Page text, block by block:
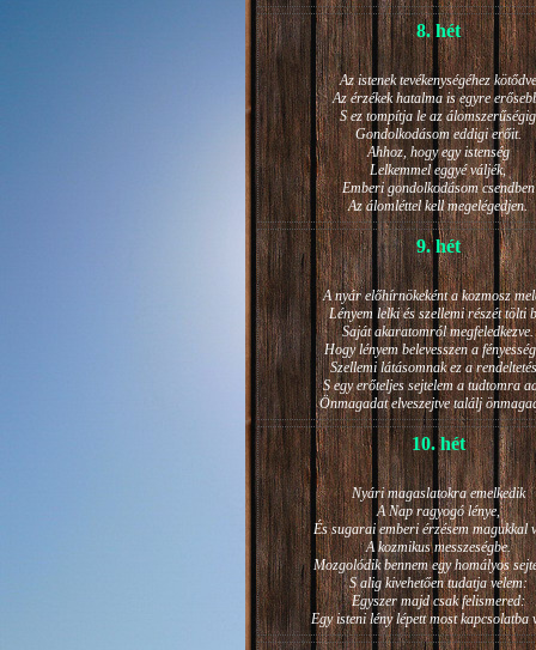
8. hét
Az istenek tevékenységéhez kötődve
Az érzékek hatalma is egyre
S ez tompítja le az álomszerűségig
Gondolkodásom eddigi erőit.
Ahhoz, hogy egy istenség
Lelkemmel eggyé váljék,
Emberi gondolkodásom csendben
Az álomléttel kell megelégedjen.
9. hét
A nyár előhírnökeként a kozmosz
Lényem lelki és szellemi részét tölti
Saját akaratomról megfeledkezve.
Hogy lényem belevesszen a
Szellemi látásomnak ez a
S egy erőteljes sejtelem a tudtomra
Önmagadat elveszejtve találj
10. hét
Nyári magaslatokra emelkedik
A Nap ragyogó lénye,
És sugarai emberi érzésem magukkal
A kozmikus messzeségbe.
Mozgolódik bennem egy homályos
S alig kivehetően tudatja velem:
Egyszer majd csak felismered:
Egy isteni lény lépett most kapcsolatba